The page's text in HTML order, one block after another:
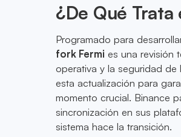
¿De Qué
Programado para
fork Fermi es una revisión
operativa y la seguridad de
esta actualización para
momento crucial. Binance
sincronización en sus
sistema hace la transición.